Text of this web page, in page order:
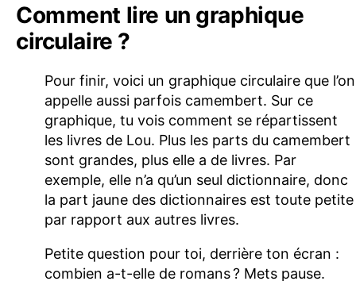
Comment lire un graphique
circulaire ?
Pour finir, voici un graphique circulaire que l’on
appelle aussi parfois camembert. Sur ce
graphique, tu vois comment se répartissent
les livres de Lou. Plus les parts du camembert
sont grandes, plus elle a de livres. Par
exemple, elle n’a qu’un seul dictionnaire, donc
la part jaune des dictionnaires est toute petite
par rapport aux autres livres.
Petite question pour toi, derrière ton écran :
combien a-t-elle de romans ? Mets pause.